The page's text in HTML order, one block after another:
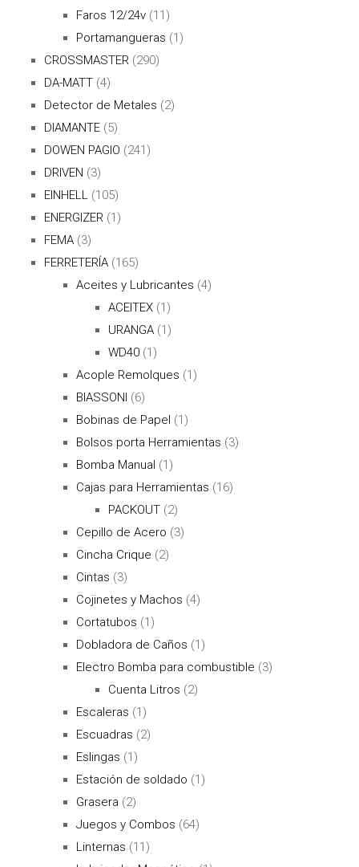
Faros 12/24v (11)
Portamangueras (1)
CROSSMASTER (290)
DA-MATT (4)
Detector de Metales (2)
DIAMANTE (5)
DOWEN PAGIO (241)
DRIVEN (3)
EINHELL
(105)
ENERGIZER (1)
FEMA (3)
FERRETERÍA (165)
Aceites y Lubricantes (4)
ACEITEX (1)
URANGA (1)
WD40 (1)
Acople Remolques (1)
BIASSONI (6)
Bobinas de Papel (1)
Bolsos porta Herramientas (3)
Bomba Manual (1)
Cajas para Herramientas (16)
PACKOUT (2)
Cepillo de Acero (3)
Cincha Crique (2)
Cintas (3)
Cojinetes y Machos (4)
Cortatubos (1)
Dobladora de Caños (1)
Electro Bomba para combustible (3)
Cuenta Litros (2)
Escaleras (1)
Escuadras (2)
Eslingas (1)
Estación de soldado (1)
Grasera (2)
Juegos y Combos (64)
Linternas (11)